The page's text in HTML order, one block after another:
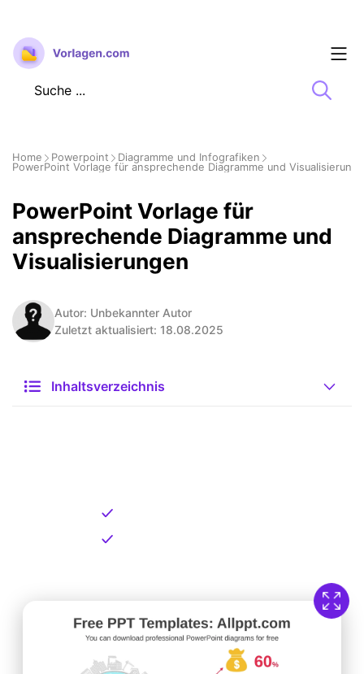
Zum
Inhalt
springen
Home Powerpoint
Diagramme und Infografiken
PowerPoint Vorlage für ansprechende Diagramme und
PowerPoint Vorlage für
ansprechende Diagramme und
Visualisierungen
Autor: Unbekannter Autor
Zuletzt aktualisiert: 18.08.2025
Inhaltsverzeichnis